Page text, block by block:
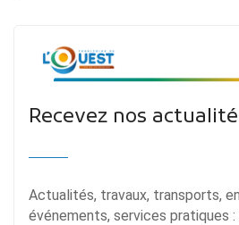
Recevez nos
Actualités, travaux, transports,
événements, services pratiques :